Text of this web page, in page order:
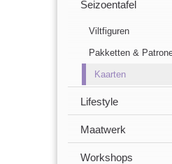
Seizoentafel
Viltfiguren
Pakketten &
Kaarten
Lifestyle
Maatwerk
Workshops